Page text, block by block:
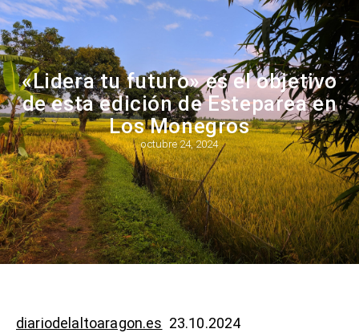
«Lidera tu futuro» es el objetivo
de esta edición de Esteparea en
Los Monegros
octubre 24, 2024
diariodelaltoaragon.es 23.10.2024